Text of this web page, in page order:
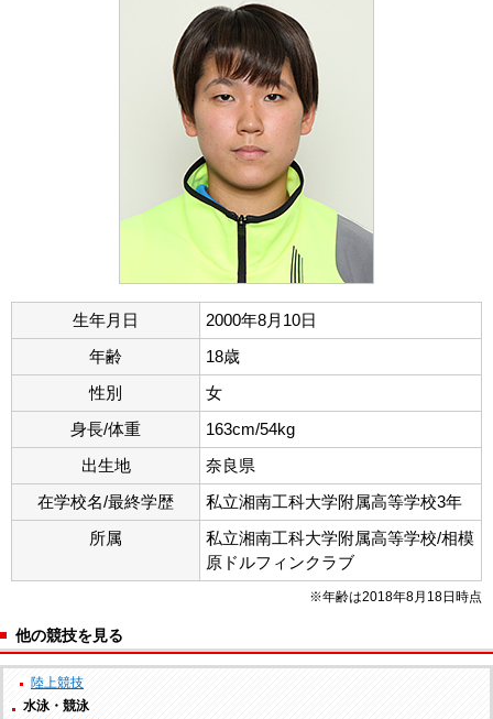
生年月日
2000年8月10日
年齢
18歳
性別
女
身長/体重
163cm/54kg
出生地
奈良県
在学校名/最終学歴
私立湘南工科大学附属高等学校3年
所属
私立湘南工科大学附属高等学校/相模
原ドルフィンクラブ
※年齢は2018年8月18日時点
他の競技を見る
陸上競技
水泳・競泳